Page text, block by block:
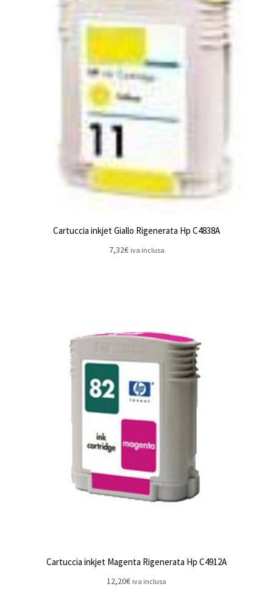
Cartuccia inkjet Giallo Rigenerata Hp C4838A
7,32€ iva inclusa
Cartuccia inkjet Magenta Rigenerata Hp C4912A
12,20€ iva inclusa